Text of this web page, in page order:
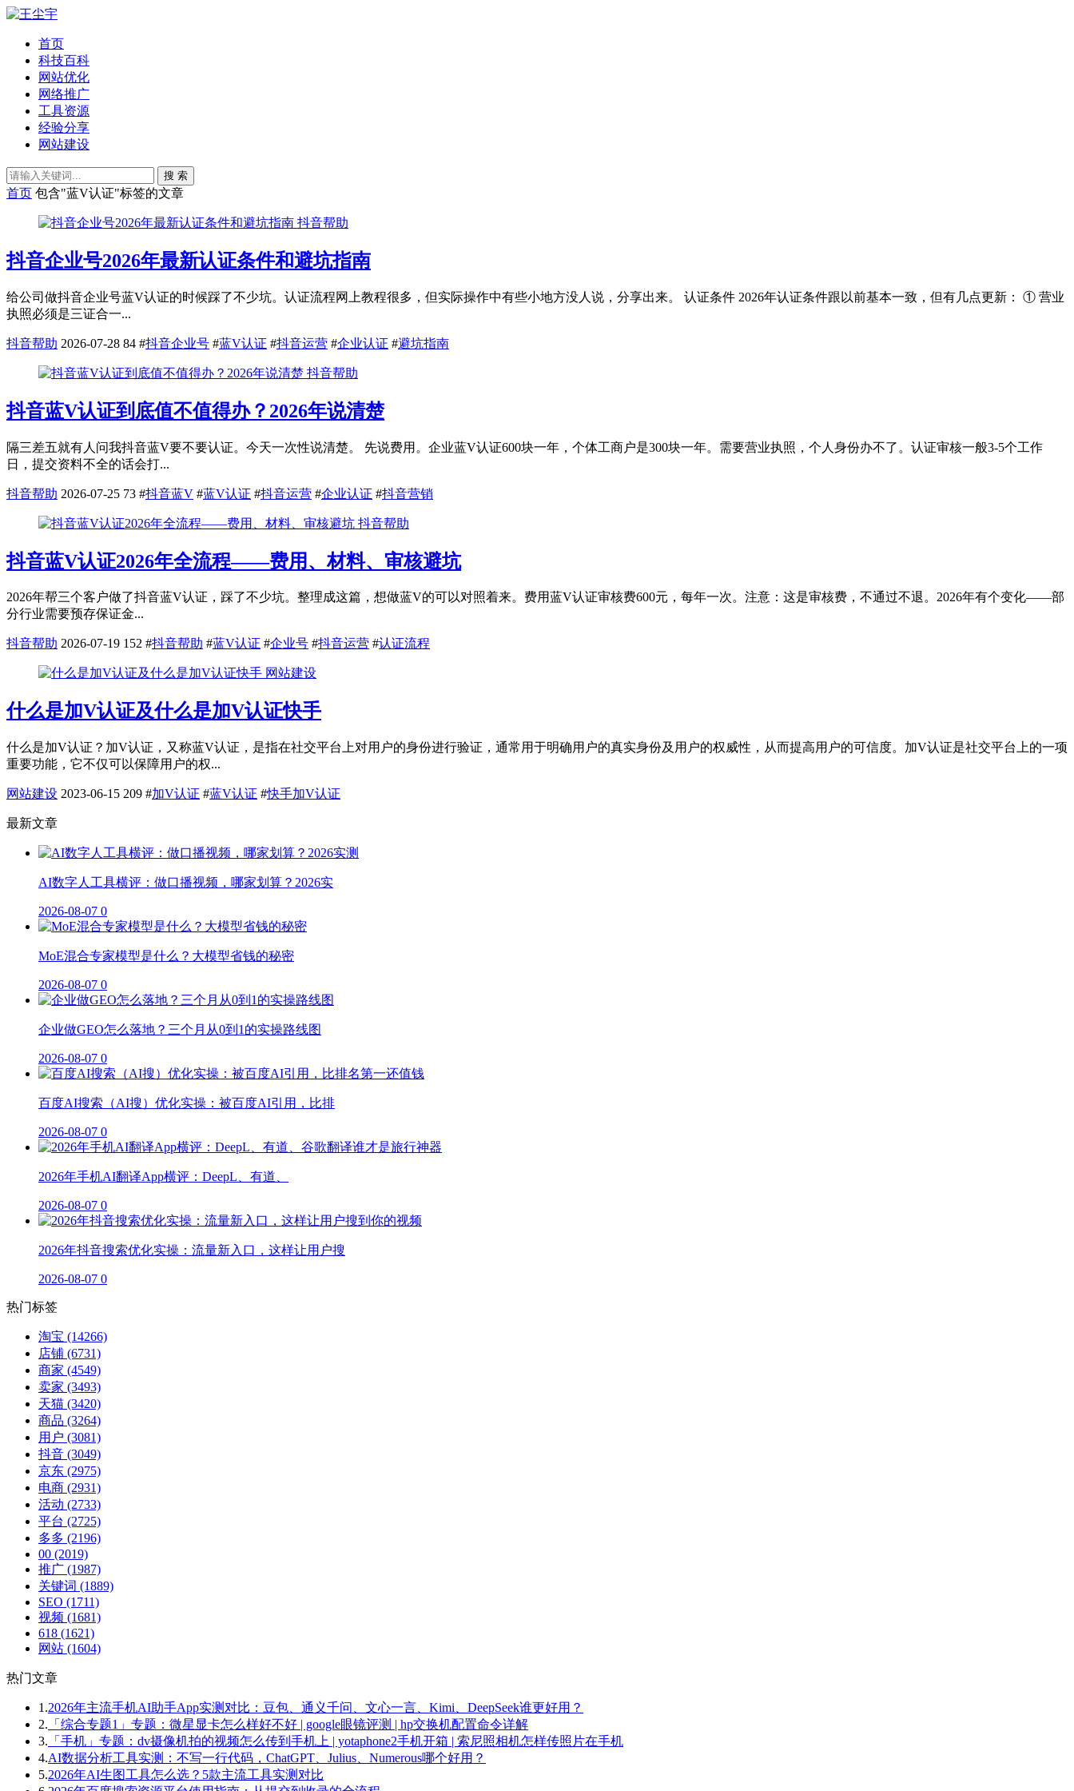
首页
科技百科
网站优化
网络推广
工具资源
经验分享
网站建设
搜 索
首页 包含"蓝V认证"标签的文章
抖音帮助
抖音企业号2026年最新认证条件和避坑指南
给公司做抖音企业号蓝V认证的时候踩了不少坑。认证流程网上教程很多，但实际操作中有些小地方没人说，分享出来。 认证条件 2026年认证条件跟以前基本一致，但有几点更新： ① 营业
执照必须是三证合一...
抖音帮助 2026-07-28 84 #抖音企业号 #蓝V认证 #抖音运营 #企业认证 #避坑指南
抖音帮助
抖音蓝V认证到底值不值得办？2026年说清楚
隔三差五就有人问我抖音蓝V要不要认证。今天一次性说清楚。 先说费用。企业蓝V认证600块一年，个体工商户是300块一年。需要营业执照，个人身份办不了。认证审核一般3-5个工作
日，提交资料不全的话会打...
抖音帮助 2026-07-25 73 #抖音蓝V #蓝V认证 #抖音运营 #企业认证 #抖音营销
抖音帮助
抖音蓝V认证2026年全流程——费用、材料、审核避坑
2026年帮三个客户做了抖音蓝V认证，踩了不少坑。整理成这篇，想做蓝V的可以对照着来。费用蓝V认证审核费600元，每年一次。注意：这是审核费，不通过不退。2026年有个变化——部
分行业需要预存保证金...
抖音帮助 2026-07-19 152 #抖音帮助 #蓝V认证 #企业号 #抖音运营 #认证流程
网站建设
什么是加V认证及什么是加V认证快手
什么是加V认证？加V认证，又称蓝V认证，是指在社交平台上对用户的身份进行验证，通常用于明确用户的真实身份及用户的权威性，从而提高用户的可信度。加V认证是社交平台上的一项
重要功能，它不仅可以保障用户的权...
网站建设 2023-06-15 209 #加V认证 #蓝V认证 #快手加V认证
最新文章
AI数字人工具横评：做口播视频，哪家划算？2026实
2026-08-07 0
MoE混合专家模型是什么？大模型省钱的秘密
2026-08-07 0
企业做GEO怎么落地？三个月从0到1的实操路线图
2026-08-07 0
百度AI搜索（AI搜）优化实操：被百度AI引用，比排
2026-08-07 0
2026年手机AI翻译App横评：DeepL、有道、
2026-08-07 0
2026年抖音搜索优化实操：流量新入口，这样让用户搜
2026-08-07 0
热门标签
淘宝 (14266)
店铺 (6731)
商家 (4549)
卖家 (3493)
天猫 (3420)
商品 (3264)
用户 (3081)
抖音 (3049)
京东 (2975)
电商 (2931)
活动 (2733)
平台 (2725)
多多 (2196)
00 (2019)
推广 (1987)
关键词 (1889)
SEO (1711)
视频 (1681)
618 (1621)
网站 (1604)
热门文章
1.2026年主流手机AI助手App实测对比：豆包、通义千问、文心一言、Kimi、DeepSeek谁更好用？
2. 「综合专题1」专题：微星显卡怎么样好不好 | google眼镜评测 | hp交换机配置命令详解
3. 「手机」专题：dv摄像机拍的视频怎么传到手机上 | yotaphone2手机开箱 | 索尼照相机怎样传照片在手机
4.AI数据分析工具实测：不写一行代码，ChatGPT、Julius、Numerous哪个好用？
5.2026年AI生图工具怎么选？5款主流工具实测对比